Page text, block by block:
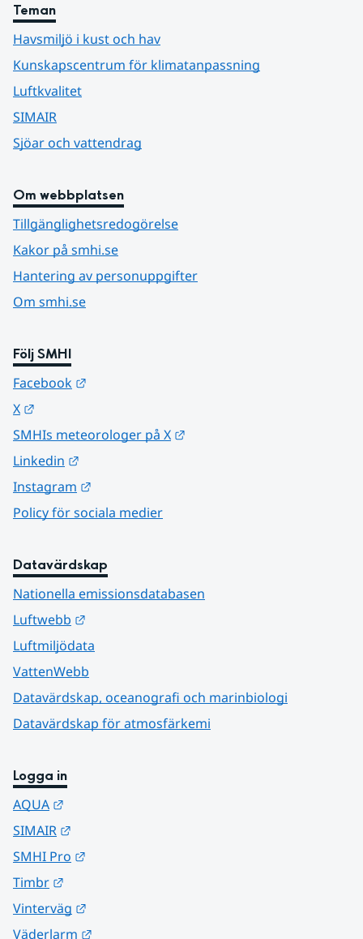
Teman
Havsmiljö i kust och hav
Kunskapscentrum för klimatanpassning
Luftkvalitet
SIMAIR
Sjöar och vattendrag
Om webbplatsen
Tillgänglighetsredogörelse
Kakor på smhi.se
Hantering av personuppgifter
Om smhi.se
Följ SMHI
Facebook
X
SMHIs meteorologer på X
Linkedin
Instagram
Policy för sociala medier
Datavärdskap
Nationella emissionsdatabasen
Luftwebb
Luftmiljödata
VattenWebb
Datavärdskap, oceanografi och marinbiologi
Datavärdskap för atmosfärkemi
Logga in
AQUA
SIMAIR
SMHI Pro
Timbr
Vinterväg
Väderlarm